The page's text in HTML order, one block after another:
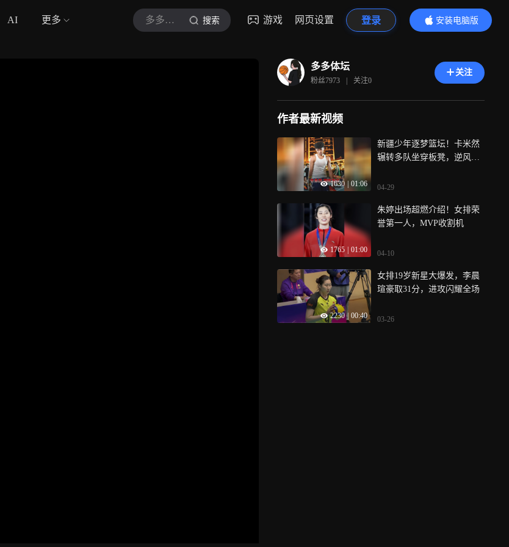
AI 更多 多多体坛 搜索 游戏 网页设置 登录
安装电脑版
内容更精彩
多多体坛
粉丝7973 | 关注0
关注
作者最新视频
1630 01:06
新疆少年逐梦篮坛！卡米然
辗转多队坐穿板凳，逆风强
04-29
1765 01:00
朱婷出场超燃介绍！女排荣
誉第一人，MVP收割机
04-10
2230 | 00:40
女排19岁新星大爆发，李晨
瑄豪取31分，进攻闪耀全场
03-26